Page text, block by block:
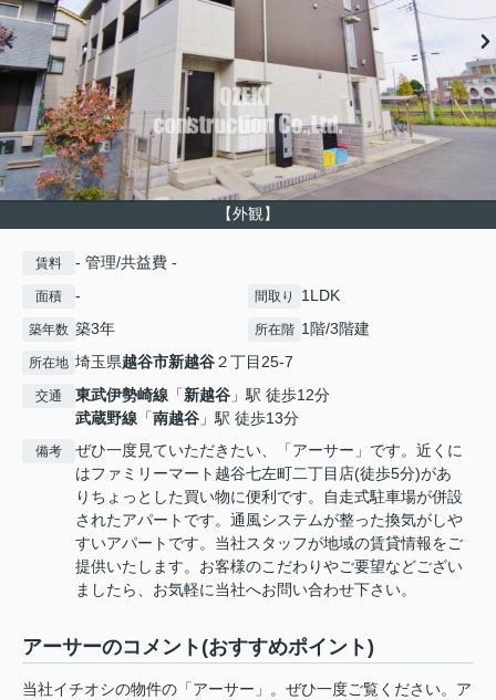
【外観】
賃料 - 管理/共益費 -
面積 - 間取り 1LDK
築年数 築3年 所在階 1階/3階建
所在地 埼玉県越谷市新越谷２丁目25-7
交通 東武伊勢崎線 「新越谷 」駅 徒歩12分
武蔵野線 「南越谷 」駅 徒歩13分
備考
ぜひ一度見ていただきたい、「アーサー」です。近くに
はファミリーマート越谷七左町二丁目店(徒歩5分)があ
りちょっとした買い物に便利です。自走式駐車場が併設
されたアパートです。通風システムが整った換気がしや
すいアパートです。当社スタッフが地域の賃貸情報をご
提供いたします。お客様のこだわりやご要望などござい
ましたら、お気軽に当社へお問い合わせ下さい。
アーサーのコメント(おすすめポイント)
当社イチオシの物件の「アーサー」。ぜひ一度ご覧ください。ア